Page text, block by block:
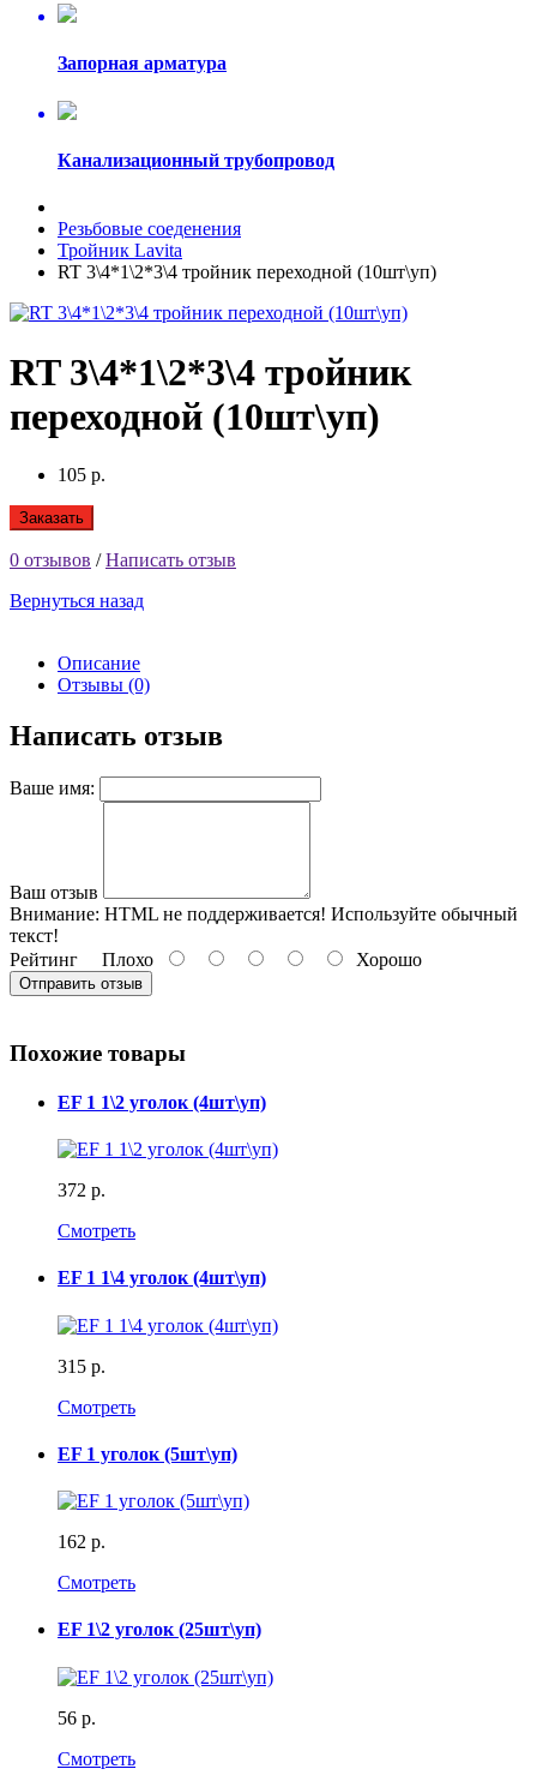
Запорная арматура
Канализационный трубопровод
Резьбовые соеденения
Тройник Lavita
RT 3\4*1\2*3\4 тройник переходной (10шт\уп)
RT 3\4*1\2*3\4 тройник
переходной (10шт\уп)
105 р.
Заказать
0 отзывов /Написать отзыв
Вернуться назад
Описание
Отзывы (0)
Написать отзыв
Ваше имя:
Ваш отзыв
Внимание: HTML не поддерживается! Используйте обычный
текст!
Рейтинг Плохо Хорошо
Отправить отзыв
Похожие товары
EF 1 1\2 уголок (4шт\уп)
372 р.
Смотреть
EF 1 1\4 уголок (4шт\уп)
315 р.
Смотреть
EF 1 уголок (5шт\уп)
162 р.
Смотреть
EF 1\2 уголок (25шт\уп)
56 р.
Смотреть